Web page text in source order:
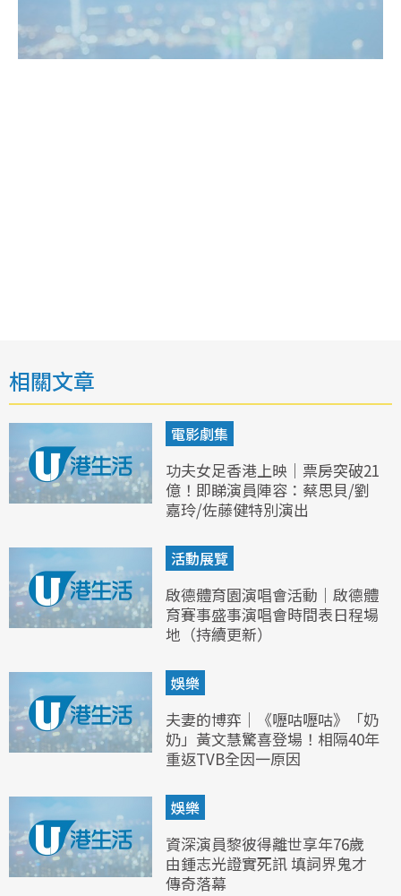
相關文章
電影劇集
功夫女足香港上映｜票房突破21
億！即睇演員陣容：蔡思貝/劉
嘉玲/佐藤健特別演出
活動展覽
啟德體育園演唱會活動｜啟德體
育賽事盛事演唱會時間表日程場
地（持續更新）
娛樂
夫妻的博弈｜《嚦咕嚦咕》「奶
奶」黃文慧驚喜登場！相隔40年
重返TVB全因一原因
娛樂
資深演員黎彼得離世享年76歲
由鍾志光證實死訊 填詞界鬼才
傳奇落幕